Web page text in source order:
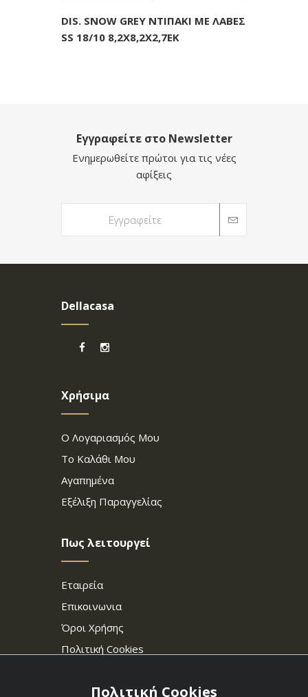
DIS. SNOW GREY ΝΤΙΠΑΚΙ ΜΕ ΛΑΒΕΣ
SS 18/10 8,2Χ8,2Χ2,7ΕΚ
Εγγραφείτε στο Newsletter
Ενημερωθείτε πρώτοι για τις νέες
αφίξεις
Dellacasa
Χρήσιμα
Ο Λογαριασμός Μου
Το Καλάθι Μου
Αγαπημένα
Εξέλιξη Παραγγελίας
Πως λειτουργεί
Εταιρεία
Επικοινωνια
Όροι Χρήσης
Πολιτική Cookies
Πολιτική Cookies